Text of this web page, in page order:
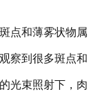
点和薄雾状物属
察到很多斑点和
光束照射下，肉